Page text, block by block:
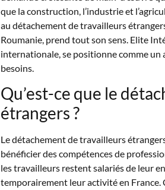
que la construction, l’industrie et
au détachement de travailleurs
Roumanie, prend tout son sens. Elite
internationale, se positionne comme
besoins.
Qu’est-ce que le
étrangers ?
Le détachement de travailleurs
bénéficier des compétences de
les travailleurs restent salariés de leur
temporairement leur activité en